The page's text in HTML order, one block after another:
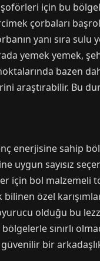
için bu
çorbaları
yanı sıra
yemek yemek,
bazen
araştırabilir. Bu
enerjisine sahip
uygun sayısız
için bol malzemeli
özel
olduğu bu
sınırlı
bir